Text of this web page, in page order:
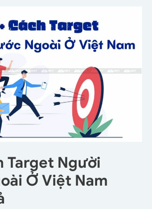
Target Người
Ở Việt Nam